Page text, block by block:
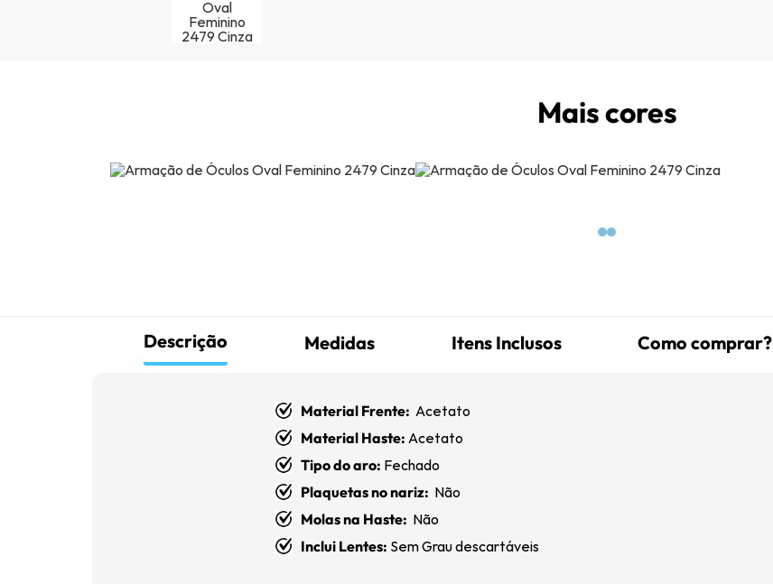
Mais cores
Descrição Medidas Itens Inclusos Como comprar?
Material Frente: Acetato
Material Haste: Acetato
Tipo do aro: Fechado
Plaquetas no nariz: Não
Molas na Haste: Não
Inclui Lentes: Sem Grau descartáveis